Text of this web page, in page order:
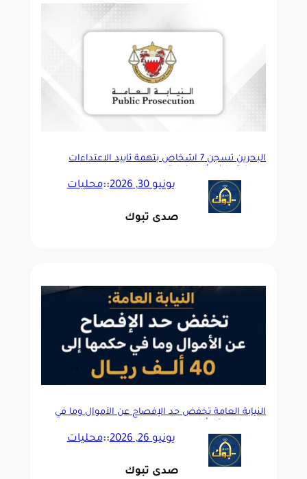
البحرين تسجن 7 أشخاص بتهمة تأييد الاعتداءات
يونيو 30, 2026 ::محليات
صدى تبوك
النيابة العامة تخفض حد الإفصاح عن الأموال وما في
يونيو 26, 2026 ::محليات
صدى تبوك